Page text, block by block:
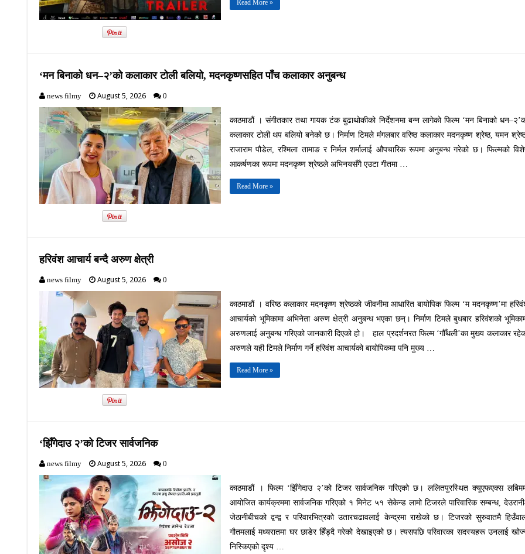
Read More »
‘मन बिनाको धन–२’को कलाकार टोली बलियो, मदनकृष्णसहित पाँच कलाकार अनुबन्ध
news filmy August 5, 2026 0
काठमाडौं । संगीतकार तथा गायक टंक बुढाथोकीको निर्देशनमा बन्न लागेको फिल्म ‘मन बिनाको
कलाकार टोली थप बलियो बनेको छ। निर्माण टिमले मंगलबार वरिष्ठ कलाकार मदनकृष्ण श्रेष्ठ, यमन
राजाराम पौडेल, रश्मिला तामाङ र निर्मल शर्मालाई औपचारिक रूपमा अनुबन्ध गरेको छ। फिल्मको
आकर्षणका रूपमा मदनकृष्ण श्रेष्ठले अभिनयसँगै एउटा गीतमा …
Read More »
हरिवंश आचार्य बन्दै अरुण क्षेत्री
news filmy August 5, 2026 0
काठमाडौं । वरिष्ठ कलाकार मदनकृष्ण श्रेष्ठको जीवनीमा आधारित बायोपिक फिल्म ‘म मदनकृष्ण’मा
आचार्यको भूमिकामा अभिनेता अरुण क्षेत्री अनुबन्ध भएका छन्। निर्माण टिमले बुधबार हरिवंशको
अरुणलाई अनुबन्ध गरिएको जानकारी दिएको हो। हाल प्रदर्शनरत फिल्म ‘गौँथली’का मुख्य कलाकार
अरुणले यही टिमले निर्माण गर्ने हरिवंश आचार्यको बायोपिकमा पनि मुख्य …
Read More »
‘झिँगेदाउ २’को टिजर सार्वजनिक
news filmy August 5, 2026 0
काठमाडौं । फिल्म ‘झिँगेदाउ २’को टिजर सार्वजनिक गरिएको छ। ललितपुरस्थित क्यूएफएक्स
आयोजित कार्यक्रममा सार्वजनिक गरिएको १ मिनेट ५१ सेकेन्ड लामो टिजरले पारिवारिक सम्बन्ध,
जेठानीबीचको द्वन्द्व र परिवारभित्रको उतारचढावलाई केन्द्रमा राखेको छ। टिजरको सुरुवातमै
गौतमलाई मध्यरातमा घर छाडेर हिँड्दै गरेको देखाइएको छ। त्यसपछि परिवारका सदस्यहरू उनलाई
निस्किएको दृश्य …